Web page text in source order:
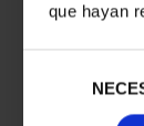
que hayan
consentimiento